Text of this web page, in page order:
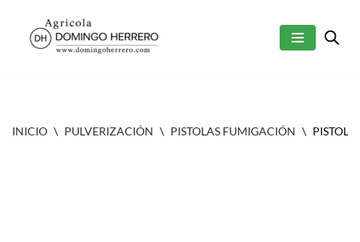
SALTAR
INICIO \ PULVERIZACIÓN \ PISTOLAS FUMIGACIÓN \